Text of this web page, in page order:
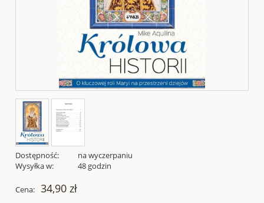
Dostępność:
na wyczerpaniu
Wysyłka w:
48 godzin
Cena: 34,90 zł